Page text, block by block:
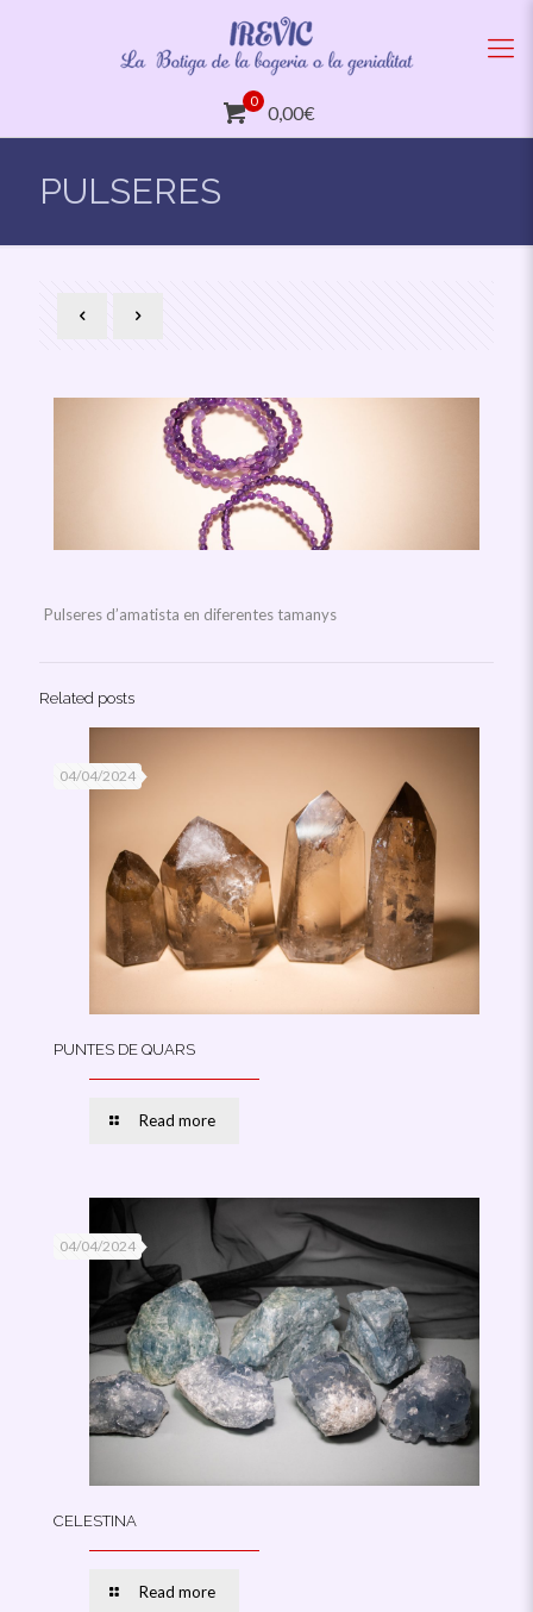
0
0,00€
PULSERES
Pulseres d’amatista en diferentes tamanys
Related posts
04/04/2024
PUNTES DE QUARS
Read more
04/04/2024
CELESTINA
Read more